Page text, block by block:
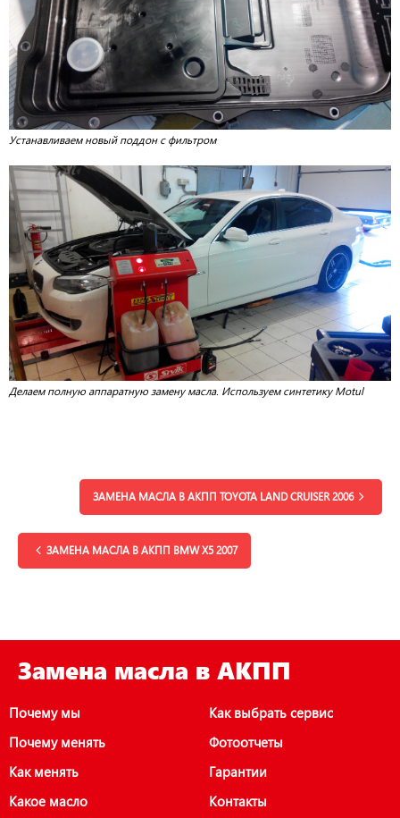
Устанавливаем новый поддон с фильтром
Делаем полную аппаратную замену масла. Используем синтетику Motul
ЗАМЕНА МАСЛА В АКПП TOYOTA LAND CRUISER 2006
ЗАМЕНА МАСЛА В АКПП BMW X5 2007
Замена масла в АКПП
Почему мы
Почему менять
Как менять
Какое масло
Как выбрать сервис
Фотоотчеты
Гарантии
Контакты